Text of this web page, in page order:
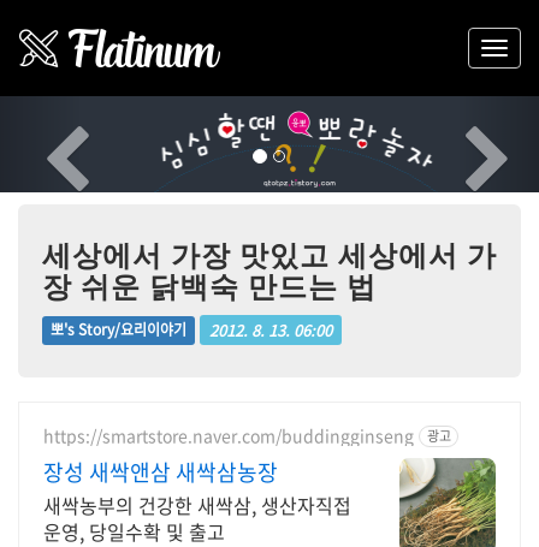
세상에서 가장 맛있고 세상에서 가
장 쉬운 닭백숙 만드는 법
뽀's Story/요리이야기 2012. 8. 13. 06:00
https://smartstore.naver.com/buddingginseng 광고
장성 새싹앤삼 새싹삼농장
새싹농부의 건강한 새싹삼, 생산자직접
운영, 당일수확 및 출고